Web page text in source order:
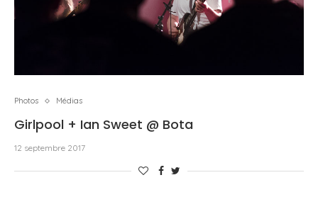
Photos Médias
Girlpool + Ian Sweet @ Bota
12 septembre 2017